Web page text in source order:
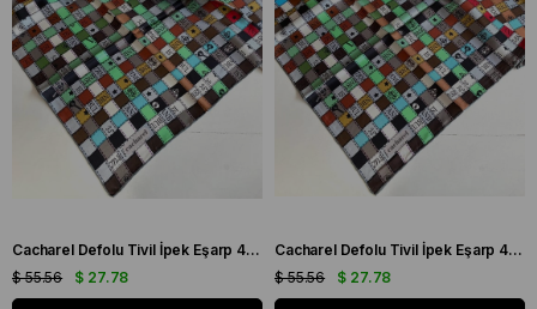
Cacharel Defolu Tivil İpek Eşarp 41996 Yeşil Karışık Desen
$ 27.78
$ 55.56
Cacharel Defolu Tivil İpek Eşarp 42001 Siyah Karışık Desen
$ 27.78
$ 55.56